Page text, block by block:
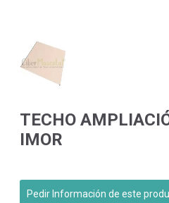
TECHO
IMOR
Pedir Información de este